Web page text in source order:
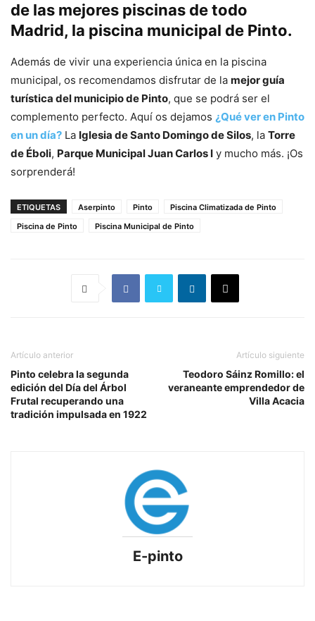
de las mejores piscinas de todo
Madrid, la piscina municipal de Pinto.
Además de vivir una experiencia única en la piscina
municipal, os recomendamos disfrutar de la mejor guía
turística del municipio de Pinto, que se podrá ser el
complemento perfecto. Aquí os dejamos ¿Qué ver en Pinto
en un día? La Iglesia de Santo Domingo de Silos, la Torre
de Éboli, Parque Municipal Juan Carlos I y mucho más. ¡Os
sorprenderá!
ETIQUETAS Aserpinto Pinto
Piscina Climatizada de Pinto
Piscina de Pinto
Piscina Municipal de Pinto
Artículo anterior
Pinto celebra la segunda
edición del Día del Árbol
Frutal recuperando una
tradición impulsada en 1922
Artículo siguiente
Teodoro Sáinz Romillo: el
veraneante emprendedor de
Villa Acacia
E-pinto